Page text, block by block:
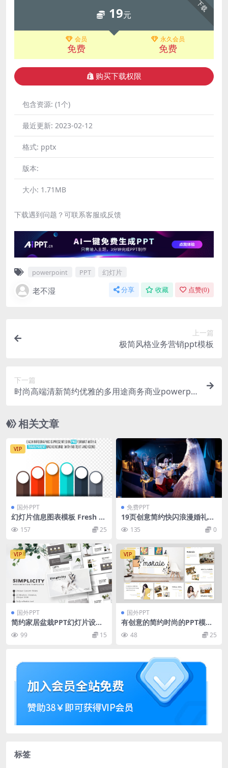
下载
19元
会员
免费
永久会员
免费
购买下载权限
包含资源: (1个)
最近更新: 2023-02-12
格式: pptx
版本:
大小: 1.71MB
下载遇到问题？可联系客服或反馈
powerpoint PPT 幻灯片
老不湿 分享 收藏 点赞(0)
上一篇
极简风格业务营销ppt模板
下一篇
时尚高端清新简约优雅的多用途商务商业powerpoi
相关文章
VIP
国外PPT
幻灯片信息图表模板 Fresh p
owerpoint infographics
157 25
免费PPT
19页创意简约快闪浪漫婚礼邀
请函PPT模板
135 0
VIP
国外PPT
简约家居盆栽PPT幻灯片设计
模板 Simplicity – PowerPoi
nt Template
99 15
VIP
国外PPT
有创意的简约时尚的PPT模板
下载[PPTX]
48 25
标签